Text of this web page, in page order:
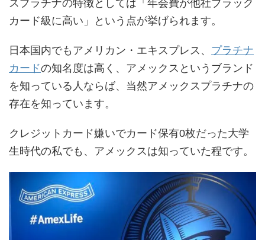
スプラチナの特徴としては「年会費が他社ブラック
カード級に高い」という点が挙げられます。
日本国内でもアメリカン・エキスプレス、 プラチナ
カードの知名度は高く、アメックスというブランド
を知っている人ならば、当然アメックスプラチナの
存在を知っています。
クレジットカード嫌いでカード保有0枚だった大学
生時代の私でも、アメックスは知っていた程です。